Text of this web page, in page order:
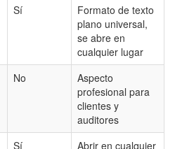
Sí
Formato de texto
plano universal,
se abre en
cualquier lugar
No
Aspecto
profesional para
clientes y
auditores
Sí
Abrir en cualquier